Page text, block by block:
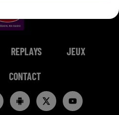
REPLAYS JEUX
CONTACT